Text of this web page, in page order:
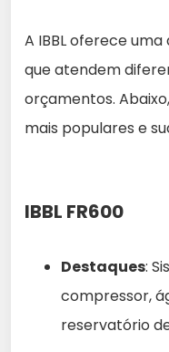
A IBBL oferece
que atendem
orçamentos.
mais populares e
IBBL FR600
Destaques:
compressor,
reservatório